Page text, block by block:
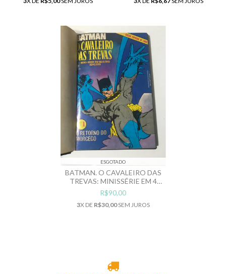
ESGOTADO
BATMAN. O CAVALEIRO DAS
TREVAS: MINISSÉRIE EM 4
EDIÇÕES
R$90,00
3X DE R$30,00SEM JUROS